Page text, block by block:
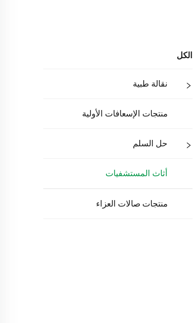
الكل
نقالة طبية
منتجات الإسعافات الأولية
حل السلم
أثاث المستشفيات
منتجات صالات العزاء